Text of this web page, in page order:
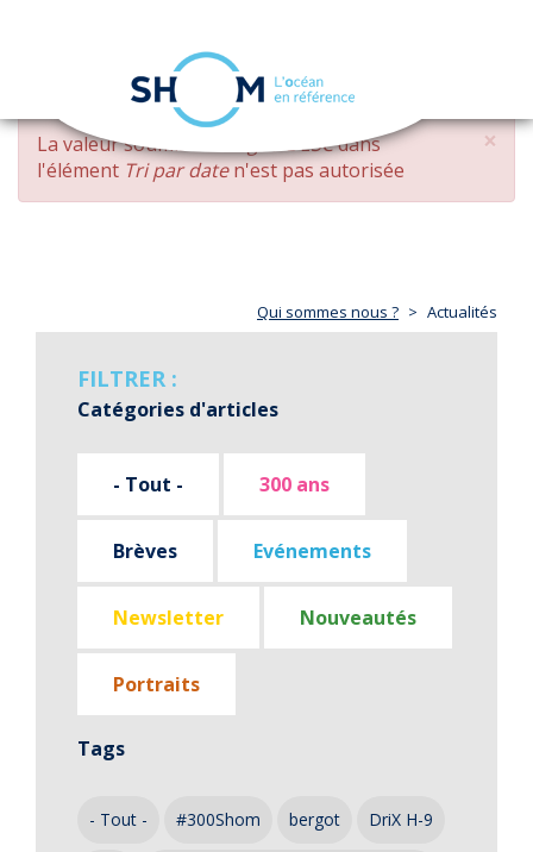
Aller
contenu
principal
navigation
×
MESSAGE
D'ERREUR
La valeur soumise changed DESCdans
l'élément Tri par daten'est pas autorisée
Qui sommes nous ? Actualités
FILTRER :
Catégories d'articles
- Tout - 300 ans
Brèves Evénements
Newsletter Nouveautés
Portraits
Tags
- Tout - #300Shom bergot DriX H-9